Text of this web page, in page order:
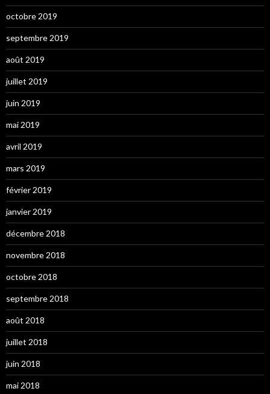
octobre 2019
septembre 2019
août 2019
juillet 2019
juin 2019
mai 2019
avril 2019
mars 2019
février 2019
janvier 2019
décembre 2018
novembre 2018
octobre 2018
septembre 2018
août 2018
juillet 2018
juin 2018
mai 2018